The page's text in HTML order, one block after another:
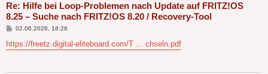
Re: Hilfe bei Loop-Problemen nach Update auf FRITZ!OS
8.25 – Suche nach FRITZ!OS 8.20 / Recovery-Tool
Beitrag
02.06.2026, 18:26
https://freetz.digital-eliteboard.com/T ... chseln.pdf